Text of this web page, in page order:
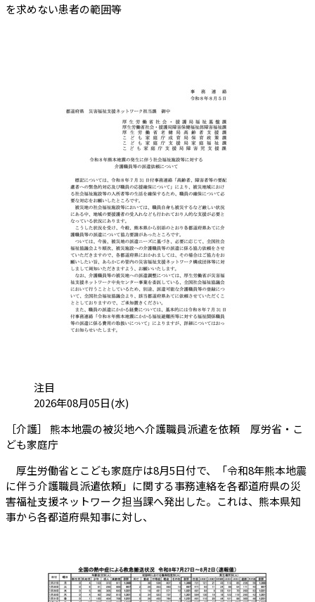
を求めない患者の範囲等
カテゴリ:
注目
投稿日:2026年08月05日(水)
［介護］ 熊本地震の被災地へ介護職員派遣を依頼 厚労省・こ
ども家庭庁（会員限定記事）
厚生労働省とこども家庭庁は8月5日付で、「令和8年熊本地震
に伴う介護職員派遣依頼」に関する事務連絡を各都道府県の災
害福祉支援ネットワーク担当課へ発出した。これは、熊本県知
事から各都道府県知事に対し、